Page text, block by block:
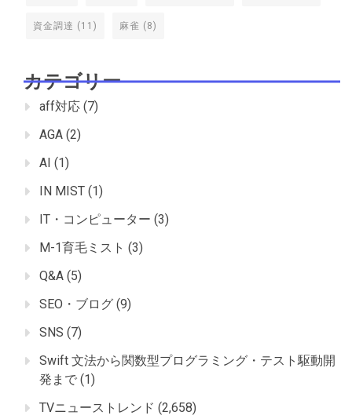
資金調達 (11) 麻雀 (8)
カテゴリー
aff対応 (7)
AGA (2)
AI (1)
IN MIST (1)
IT・コンピューター (3)
M-1育毛ミスト (3)
Q&A (5)
SEO・ブログ (9)
SNS (7)
Swift 文法から関数型プログラミング・テスト駆動開
発まで (1)
TVニューストレンド (2,658)